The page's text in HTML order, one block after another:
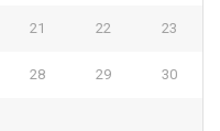
21 22 23
28 29 30